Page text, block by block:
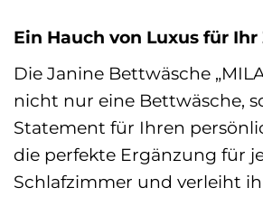
Ein Hauch von Luxus für
Die Janine Bettwäsche
nicht nur eine Bettwäsche,
Statement für Ihren
die perfekte Ergänzung für
Schlafzimmer und verleiht